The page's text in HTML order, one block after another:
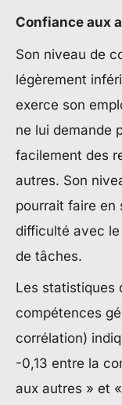
Confiance aux
Son niveau de
légèrement
exerce son
ne lui demande
facilement des
autres. Son
pourrait faire en
difficulté avec le
de tâches.
Les statistiques
compétences
corrélation)
-0,13 entre la
aux autres » et